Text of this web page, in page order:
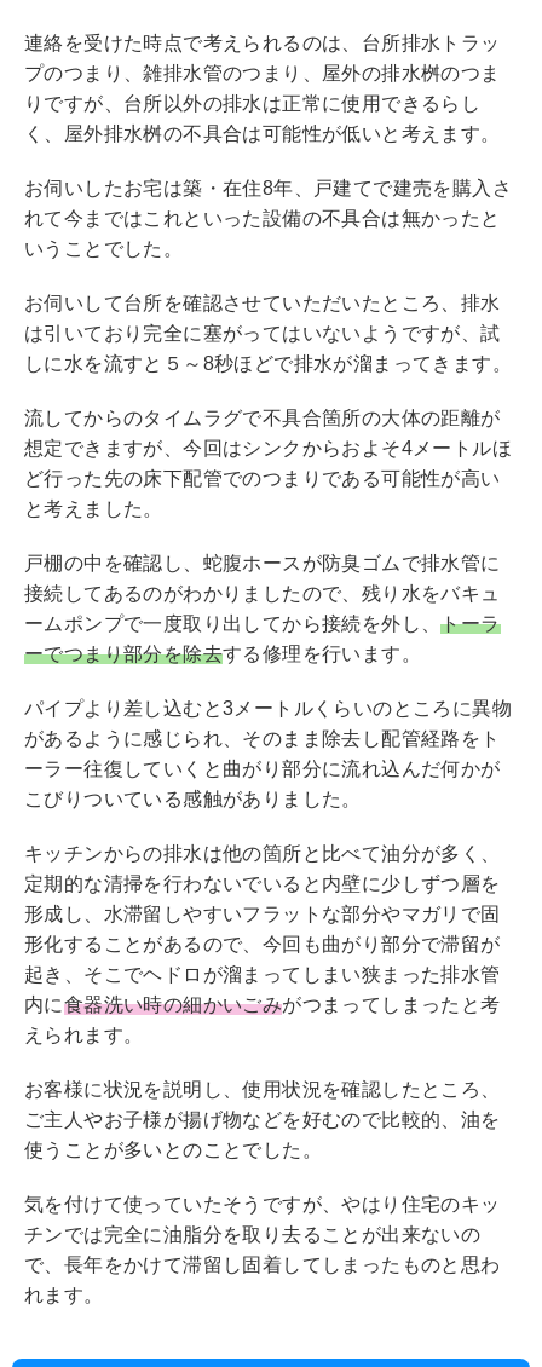
連絡を受けた時点で考えられるのは、台所排水トラッ
プのつまり、雑排水管のつまり、屋外の排水桝のつま
りですが、台所以外の排水は正常に使用できるらし
く、屋外排水桝の不具合は可能性が低いと考えます。
お伺いしたお宅は築・在住8年、戸建てで建売を購入さ
れて今まではこれといった設備の不具合は無かったと
いうことでした。
お伺いして台所を確認させていただいたところ、排水
は引いており完全に塞がってはいないようですが、試
しに水を流すと５～8秒ほどで排水が溜まってきます。
流してからのタイムラグで不具合箇所の大体の距離が
想定できますが、今回はシンクからおよそ4メートルほ
ど行った先の床下配管でのつまりである可能性が高い
と考えました。
戸棚の中を確認し、蛇腹ホースが防臭ゴムで排水管に
接続してあるのがわかりましたので、残り水をバキュ
ームポンプで一度取り出してから接続を外し、トーラ
ーでつまり部分を除去する修理を行います。
パイプより差し込むと3メートルくらいのところに異物
があるように感じられ、そのまま除去し配管経路をト
ーラー往復していくと曲がり部分に流れ込んだ何かが
こびりついている感触がありました。
キッチンからの排水は他の箇所と比べて油分が多く、
定期的な清掃を行わないでいると内壁に少しずつ層を
形成し、水滞留しやすいフラットな部分やマガリで固
形化することがあるので、今回も曲がり部分で滞留が
起き、そこでヘドロが溜まってしまい狭まった排水管
内に食器洗い時の細かいごみがつまってしまったと考
えられます。
お客様に状況を説明し、使用状況を確認したところ、
ご主人やお子様が揚げ物などを好むので比較的、油を
使うことが多いとのことでした。
気を付けて使っていたそうですが、やはり住宅のキッ
チンでは完全に油脂分を取り去ることが出来ないの
で、長年をかけて滞留し固着してしまったものと思わ
れます。